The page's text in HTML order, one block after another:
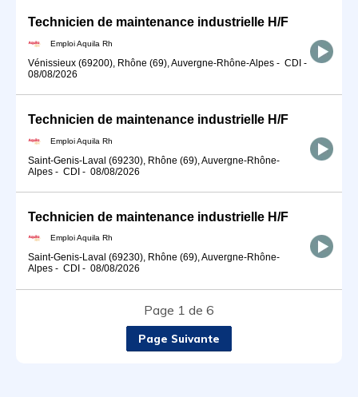
Technicien de maintenance industrielle H/F
Emploi Aquila Rh
Vénissieux (69200), Rhône (69), Auvergne-Rhône-Alpes - CDI -
08/08/2026
Technicien de maintenance industrielle H/F
Emploi Aquila Rh
Saint-Genis-Laval (69230), Rhône (69), Auvergne-Rhône-
Alpes - CDI - 08/08/2026
Technicien de maintenance industrielle H/F
Emploi Aquila Rh
Saint-Genis-Laval (69230), Rhône (69), Auvergne-Rhône-
Alpes - CDI - 08/08/2026
Page 1 de 6
Page Suivante